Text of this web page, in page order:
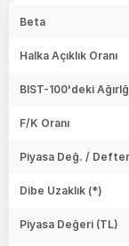
Beta
Halka Açıklık Oranı
BIST-100'deki
F/K Oranı
Piyasa Değ. /
Dibe Uzaklık (*)
Piyasa Değeri (TL)